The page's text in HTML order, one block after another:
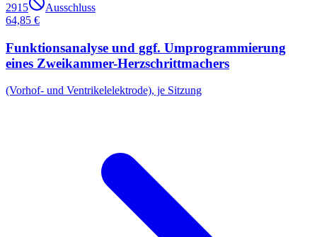
2915
Ausschluss
64,85 €
Funktionsanalyse und ggf. Umprogrammierung
eines Zweikammer-Herzschrittmachers
(Vorhof- und Ventrikelelektrode), je Sitzung